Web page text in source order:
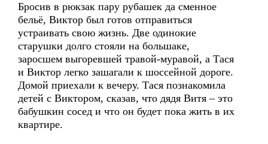
Бросив в рюкзак пару рубашек да сменное
бельё, Виктор был готов отправиться
устраивать свою жизнь. Две одинокие
старушки долго стояли на большаке,
заросшем выгоревшей травой-муравой, а Тася
и Виктор легко зашагали к шоссейной дороге.
Домой приехали к вечеру. Тася познакомила
детей с Виктором, сказав, что дядя Витя – это
бабушкин сосед и что он будет пока жить в их
квартире.